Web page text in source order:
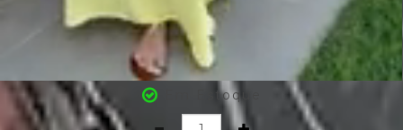
Em Estoque
Quantidade